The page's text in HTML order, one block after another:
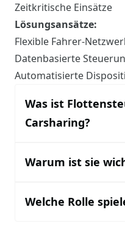
Zeitkritische Einsätze
Lösungsansätze:
Flexible Fahrer-
Datenbasierte
Automatisierte
Was ist
Carsharing?
Warum ist sie
Welche Rolle